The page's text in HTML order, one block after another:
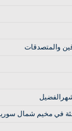
والمتصدقات